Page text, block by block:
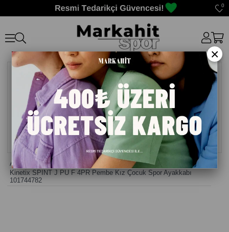
0
Anasayfa> Erkek Çocuk Ayakkabı
Kinetix SPINT J PU F 4PR Pembe Kız Çocuk Spor Ayakkabı
101744782
×